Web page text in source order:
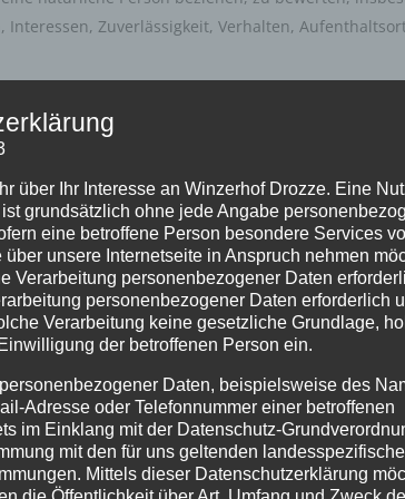
Zuverlässigkeit, Verhalten,
Daten in einer Weise, auf welche die
zugeordnet werden können, sofern diese
unterliegen, die gewährleisten, dass die
ist die natürliche oder juristische Person,
von personenbezogenen Daten
vorgegeben, so kann der
Recht der Mitgliedstaaten vorgesehen werden.
Behörde, Einrichtung oder andere Stelle, die
über Ihr Interesse an Winzerhof Drozze. Eine
grundsätzlich ohne jede Angabe
eine betroffene Person besondere Services
unsere Internetseite in Anspruch nehmen
Verarbeitung personenbezogener Daten
personenbezogener Daten erforderlich
Verarbeitung keine gesetzliche Grundlage,
der betroffenen Person ein.
Daten, beispielsweise des
Adresse oder Telefonnummer einer betroffenen
im Einklang mit der Datenschutz-
mit den für uns geltenden
Mittels dieser Datenschutzerklärung